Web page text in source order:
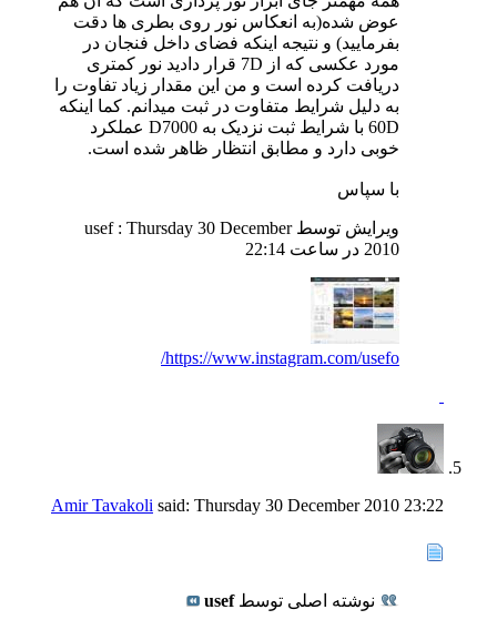
عوض شده(به انعکاس نور روی بطری ها دقت
بفرمایید) و نتیجه اینکه فضای داخل فنجان در
مورد عکسی که از 7D قرار دادید نور کمتری
دریافت کرده است و من این مقدار زیاد تفاوت را
به دلیل شرایط متفاوت در ثبت میدانم. کما اینکه
60D با شرایط ثبت نزدیک به D7000 عملکرد
خوبی دارد و مطابق انتظار ظاهر شده است.
با سپاس
ویرایش توسط usef : Thursday 30 December
2010 در ساعت
22:14
https://www.instagram.com/usefo/
Amir Tavakoli said: Thursday 30 December 2010 23:22
نوشته اصلی توسطusef